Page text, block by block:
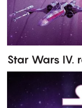
Star Wars IV.